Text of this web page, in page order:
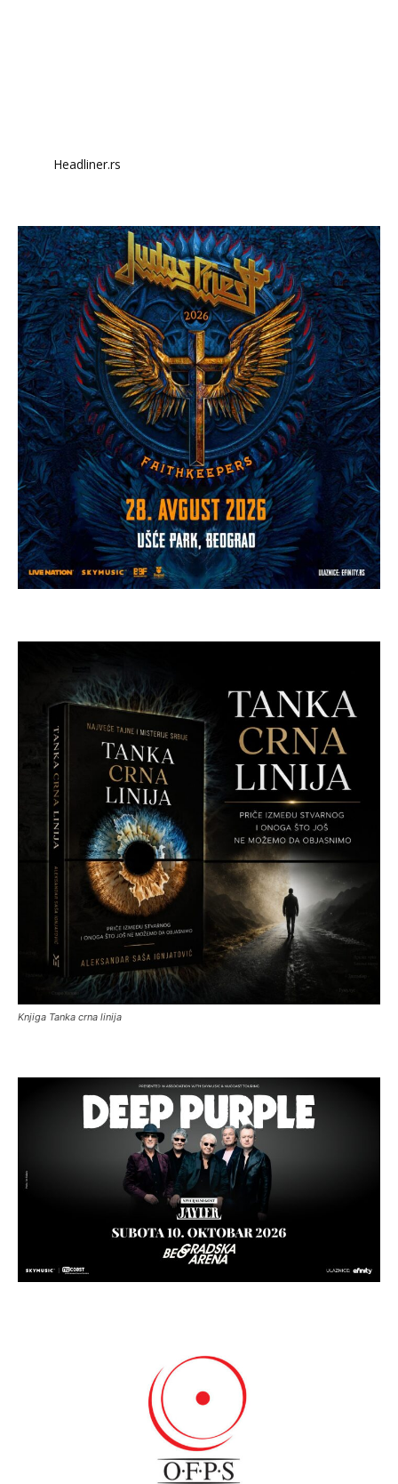
Headliner.rs
Knjiga Tanka crna linija